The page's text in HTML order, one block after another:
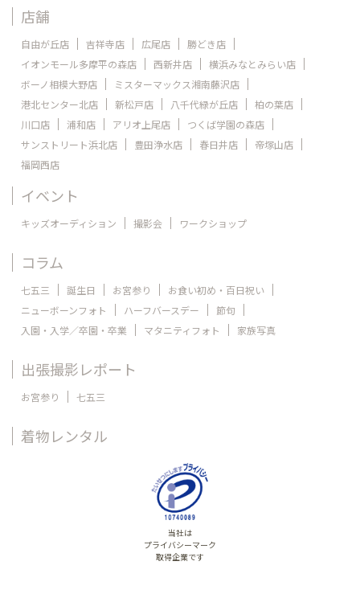
店舗
自由が丘店 吉祥寺店 広尾店
勝どき店
イオンモール多摩平の森店
西新井店
横浜みなとみらい店
ボーノ相模大野店
ミスターマックス湘南藤沢店
港北センター北店
新松戸店 八千代緑が丘店
柏の葉店
川口店
浦和店 アリオ上尾店
つくば学園の森店
サンストリート浜北店
豊田浄水店 春日井店
帝塚山店
福岡西店
イベント
キッズオーディション 撮影会 ワークショップ
コラム
七五三 誕生日 お宮参り
お食い初め・百日祝い
ニューボーンフォト
ハーフバースデー
節句
入園・入学／卒園・卒業
マタニティフォト 家族写真
出張撮影レポート
お宮参り 七五三
着物レンタル
当社は
プライバシーマーク
取得企業です